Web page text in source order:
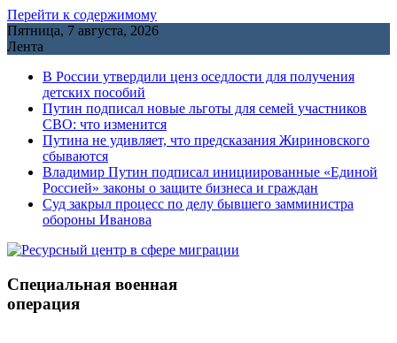
Перейти к содержимому
Пятница, 7 августа, 2026
Лента
В России утвердили ценз оседлости для получения
детских пособий
Путин подписал новые льготы для семей участников
СВО: что изменится
Путина не удивляет, что предсказания Жириновского
сбываются
Владимир Путин подписал инициированные «Единой
Россией» законы о защите бизнеса и граждан
Cуд закрыл процесс по делу бывшего замминистра
обороны Иванова
Специальная военная
операция